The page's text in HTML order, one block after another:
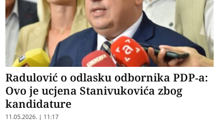
Radulović o odlasku odbornika PDP-a:
Ovo je ucjena Stanivukovića zbog
kandidature
11.05.2026. | 11:17